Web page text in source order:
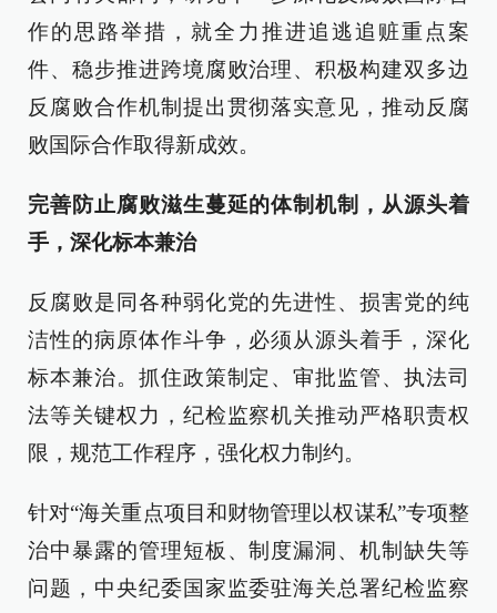
作的思路举措，就全力推进追逃追赃重点案
件、稳步推进跨境腐败治理、积极构建双多边
反腐败合作机制提出贯彻落实意见，推动反腐
败国际合作取得新成效。
完善防止腐败滋生蔓延的体制机制，从源头着
手，深化标本兼治
反腐败是同各种弱化党的先进性、损害党的纯
洁性的病原体作斗争，必须从源头着手，深化
标本兼治。抓住政策制定、审批监管、执法司
法等关键权力，纪检监察机关推动严格职责权
限，规范工作程序，强化权力制约。
针对“海关重点项目和财物管理以权谋私”专项整
治中暴露的管理短板、制度漏洞、机制缺失等
问题，中央纪委国家监委驻海关总署纪检监察